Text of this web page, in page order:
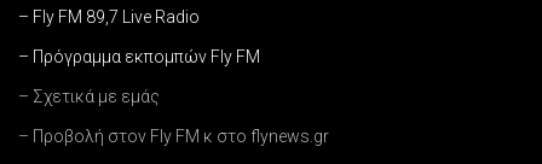
– Fly FM 89,7 Live Radio
– Πρόγραμμα εκπομπών Fly FM
– Σχετικά με εμάς
– Προβολή στον Fly FM κ στο flynews.gr